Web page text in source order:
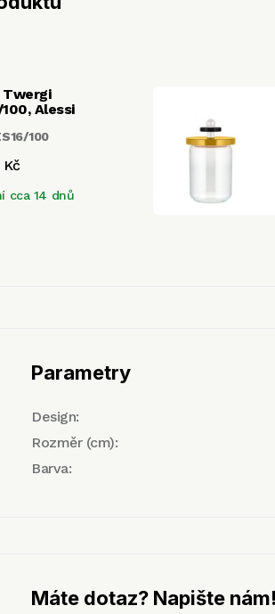
Twergi
100, Alessi
100
Kč
cca 14 dnů
Parametry
Design:
Rozměr (cm):
Barva:
Máte dotaz? Napište nám!